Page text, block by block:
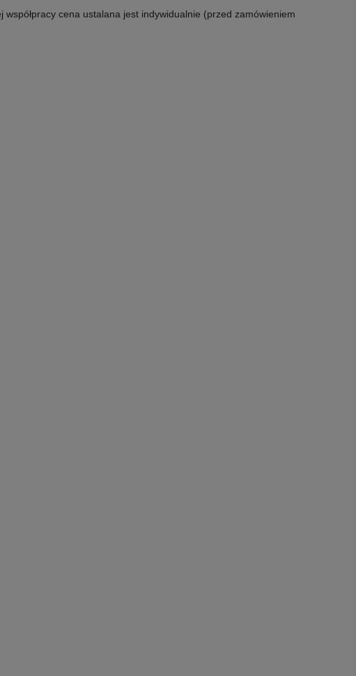
cena ustalana jest indywidualnie (przed zamówieniem